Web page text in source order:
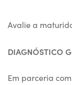
Avalie a
DIAGNÓSTICO
Em parceria